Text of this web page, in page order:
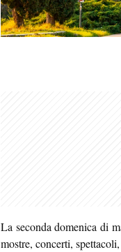
La seconda domenica di
mostre, concerti,